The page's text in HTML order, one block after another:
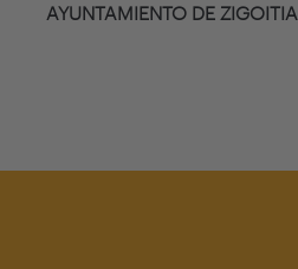
AYUNTAMIENTO DE ZIGOITIA